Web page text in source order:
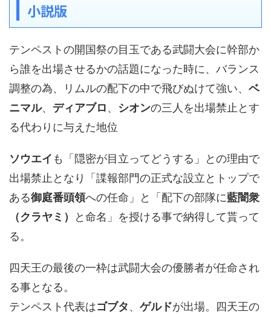
小説版
テンペストの開国祭の目玉である武闘大会に幹部か
ら誰を出場させるかの話題になった時に、バランス
調整の為、リムルの配下の中で飛びぬけて強い、 ベ
ニマル、 ディアブロ、 シオンの三人を出場禁止とす
る代わりに与えた地位
ソウエイ も「隠密が目立ってどうする」との理由で
出場禁止となり「諜報部門の正式な設立とトップで
ある御庭番頭領への任命」と「配下の部隊に藍闇衆
（クラヤミ）
と命名」を授ける事で納得して貰って
る。
四天王の最後の一枠は武闘大会の優勝者が任命され
る事となる。
テンペスト代表はゴブタ、 ゲルドが出場。四天王の